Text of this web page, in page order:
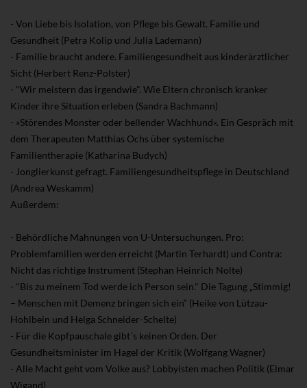
- Von Liebe bis Isolation, von Pflege bis Gewalt. Familie und
Gesundheit (Petra Kolip und Julia Lademann)
- Familie braucht andere. Familiengesundheit aus kinderärztlicher
Sicht (Herbert Renz-Polster)
- "Wir meistern das irgendwie". Wie Eltern chronisch kranker
Kinder ihre Situation erleben (Sandra Bachmann)
- »Störendes Monster oder bellender Wachhund«. Ein Gespräch mit
dem Therapeuten Matthias Ochs über systemische
Familientherapie (Katharina Budych)
- Jonglierkunst gefragt. Familiengesundheitspflege in Deutschland
(Andrea Weskamm)
Außerdem:
- Behördliche Mahnungen von U-Untersuchungen. Pro:
Problemfamilien werden erreicht (Martin Terhardt) und Contra:
Nicht das richtige Instrument (Stephan Heinrich Nolte)
- "Bis zu meinem Tod werde ich Person sein." Die Tagung „Stimmig!
– Menschen mit Demenz bringen sich ein“ (Heike von Lützau-
Hohlbein und Helga Schneider-Schelte)
- Für die Kopfpauschale gibt´s keinen Orden. Der
Gesundheitsminister im Hagel der Kritik (Wolfgang Wagner)
- Alle Macht geht vom Volke aus? Lobbyisten machen Politik (Elmar
Wigand)